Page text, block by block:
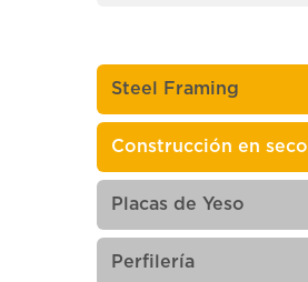
Steel Framing
Construcción en seco
Placas de Yeso
Perfilería